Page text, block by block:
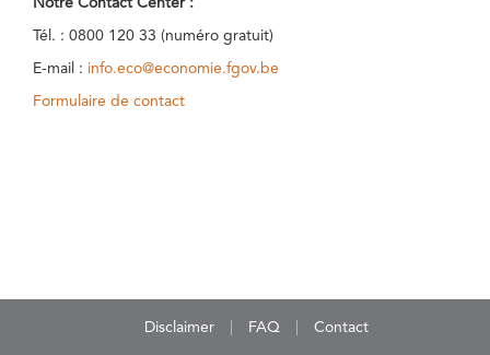
Notre Contact Center :
Tél. : 0800 120 33 (numéro gratuit)
E-mail : info.eco@economie.fgov.be
Formulaire de contact
Disclaimer FAQ Contact